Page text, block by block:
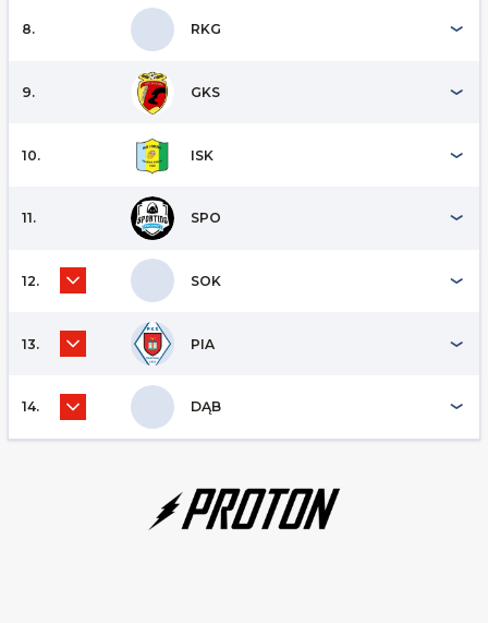
8. RKG
9. GKS
10. ISK
11. SPO
12. SOK
13. PIA
14. DĄB